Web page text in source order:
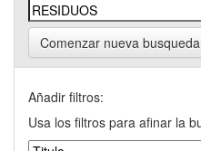
Comenzar nueva busqueda
Añadir filtros:
Usa los filtros para afinar la